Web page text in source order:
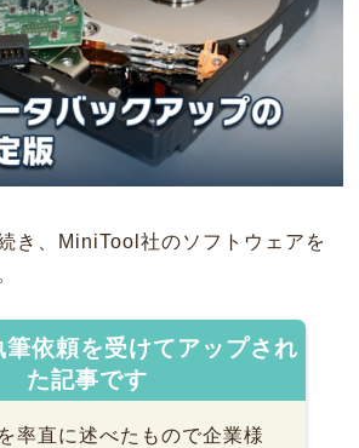
き、MiniTool社のソフトウェアを
筆依頼を受けてアップされ
た記事です
率直に述べたもので企業様